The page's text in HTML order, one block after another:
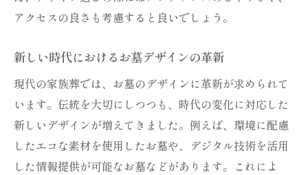
アクセスの良さも考慮すると良いでしょう。
新しい時代におけるお墓デザインの革新
現代の家族葬では、お墓のデザインに革新が求められて
います。伝統を大切にしつつも、時代の変化に対応した
新しいデザインが増えてきました。例えば、環境に配慮
したエコな素材を使用したお墓や、デジタル技術を活用
した情報提供が可能なお墓などがあります。これによ